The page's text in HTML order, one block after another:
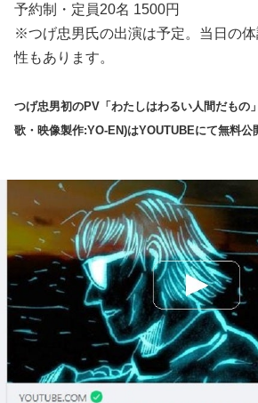
予約制・定員20名 1500円
※つげ忠男氏の出演は予定。当日の
性もあります。
つげ忠男初のPV「わたしはわるい人間だもの
歌・映像製作:YO-EN)はYOUTUBEにて無料公